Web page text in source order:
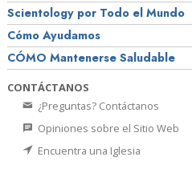
Scientology por Todo el Mundo
Cómo Ayudamos
CÓMO Mantenerse Saludable
CONTÁCTANOS
¿Preguntas? Contáctanos
Opiniones sobre el Sitio Web
Encuentra una Iglesia